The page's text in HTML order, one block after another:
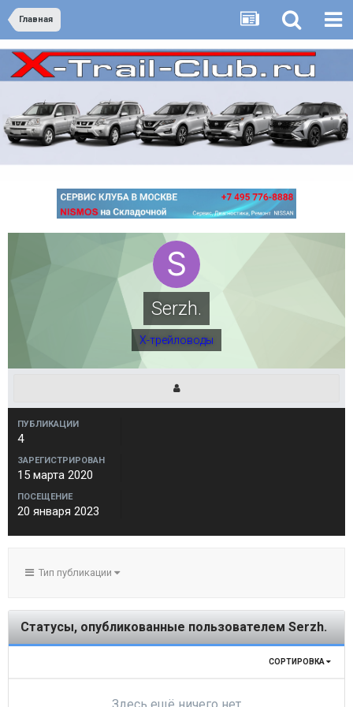
Главная
Serzh.
Х-трейловоды
ПУБЛИКАЦИИ
4
ЗАРЕГИСТРИРОВАН
15 марта 2020
ПОСЕЩЕНИЕ
20 января 2023
Тип публикации
Статусы, опубликованные пользователем Serzh.
СОРТИРОВКА